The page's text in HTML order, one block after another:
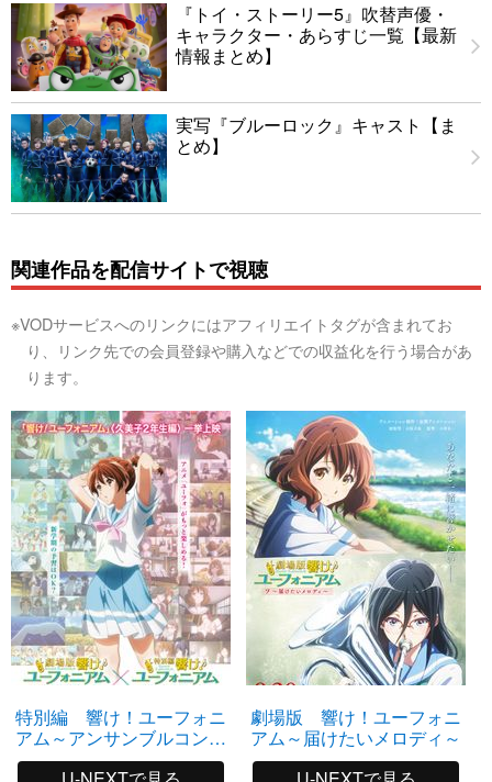
『トイ・ストーリー5』吹替声優・
キャラクター・あらすじ一覧【最新
情報まとめ】
実写『ブルーロック』キャスト【ま
とめ】
関連作品を配信サイトで視聴
※VODサービスへのリンクにはアフィリエイトタグが含まれてお
り、リンク先での会員登録や購入などでの収益化を行う場合があ
ります。
特別編 響け！ユーフォニ
アム～アンサンブルコンテ
スト～
劇場版 響け！ユーフォニ
アム～届けたいメロディ～